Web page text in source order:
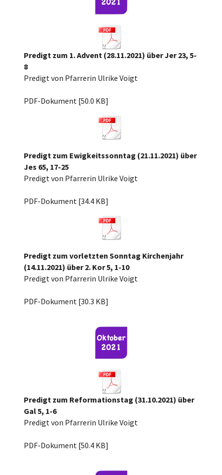
Predigt zum 1. Advent (28.11.2021) über Jer 23, 5-
8
Predigt von Pfarrerin Ulrike Voigt
PDF-Dokument [50.0 KB]
Predigt zum Ewigkeitssonntag (21.11.2021) über
Jes 65, 17-25
Predigt von Pfarrerin Ulrike Voigt
PDF-Dokument [34.4 KB]
Predigt zum vorletzten Sonntag Kirchenjahr
(14.11.2021) über 2. Kor 5, 1-10
Predigt von Pfarrerin Ulrike Voigt
PDF-Dokument [30.3 KB]
Predigt zum Reformationstag (31.10.2021) über
Gal 5, 1-6
Predigt von Pfarrerin Ulrike Voigt
PDF-Dokument [50.4 KB]